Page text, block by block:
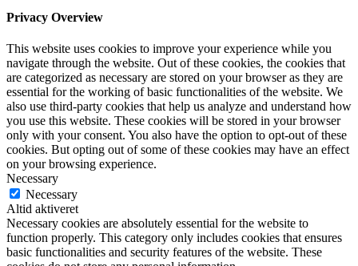
Privacy Overview
This website uses cookies to improve your experience while you
navigate through the website. Out of these cookies, the cookies that
are categorized as necessary are stored on your browser as they are
essential for the working of basic functionalities of the website. We
also use third-party cookies that help us analyze and understand how
you use this website. These cookies will be stored in your browser
only with your consent. You also have the option to opt-out of these
cookies. But opting out of some of these cookies may have an effect
on your browsing experience.
Necessary
Necessary
Altid aktiveret
Necessary cookies are absolutely essential for the website to
function properly. This category only includes cookies that ensures
basic functionalities and security features of the website. These